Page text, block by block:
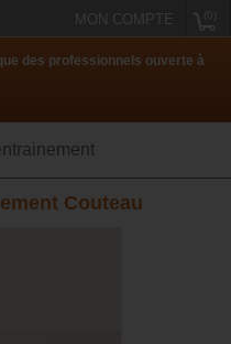
MON COMPTE
des professionnels ouverte à
Couteau